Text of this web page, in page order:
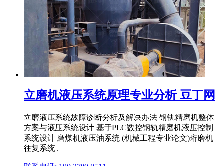
立磨机液压系统原理专业分析 豆丁网
立磨液压系统故障诊断分析及解决办法 钢轨精磨机整体
方案与液压系统设计 基于PLC数控钢轨精磨机液压控制
系统设计 磨煤机液压油系统 (机械工程专业论文)珩磨机
往复系统 .